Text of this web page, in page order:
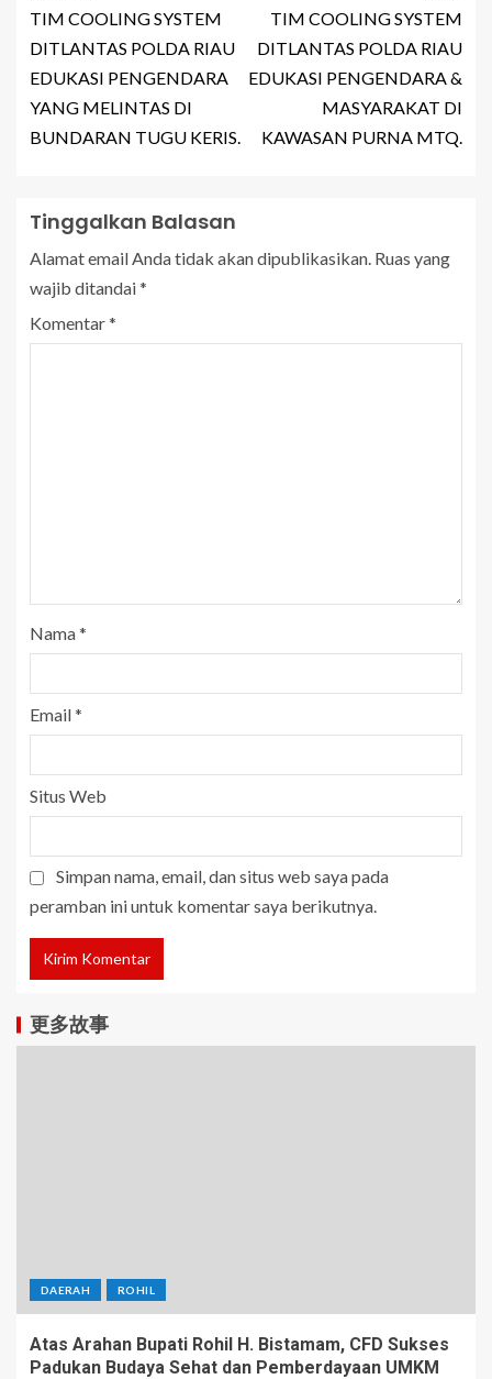
TIM COOLING SYSTEM
DITLANTAS POLDA RIAU
EDUKASI PENGENDARA
YANG MELINTAS DI
BUNDARAN TUGU KERIS.
TIM COOLING SYSTEM
DITLANTAS POLDA RIAU
EDUKASI PENGENDARA &
MASYARAKAT DI
KAWASAN PURNA MTQ.
Tinggalkan Balasan
Alamat email Anda tidak akan dipublikasikan. Ruas yang
wajib ditandai*
Komentar*
Nama*
Email*
Situs Web
Simpan nama, email, dan situs web saya pada
peramban ini untuk komentar saya berikutnya.
更多故事
DAERAH ROHIL
Atas Arahan Bupati Rohil H. Bistamam, CFD Sukses
Padukan Budaya Sehat dan Pemberdayaan UMKM